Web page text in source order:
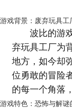
游戏背景：废弃玩具工
波比的游
弃玩具工厂为
地方，如今却
位勇敢的冒险
的每一个角落
游戏特色：恐怖与解谜